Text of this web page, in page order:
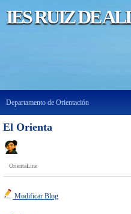
IES RUIZ DE
Departamento de Orientación
El Orienta
OrientaLine
Modificar Blog